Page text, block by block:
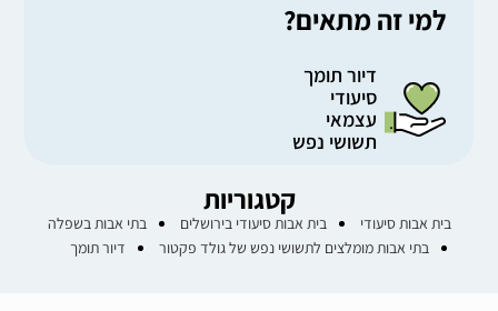
למי זה מתאים?
דיור תומך
סיעודי
עצמאי
תשושי נפש
קטגוריות
בית אבות סיעודי בית אבות סיעודי בירושלים
בתי אבות בשפלה
בתי אבות מומלצים לתשושי נפש של גולד פקטור
דיור תומך